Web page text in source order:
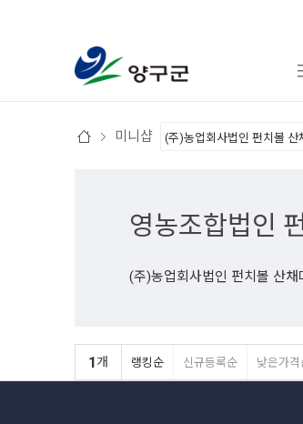
미니샵
영농조합법인
(주)농업회사법인 펀치볼 산채
1개 랭킹순 신규등록순 낮은가격